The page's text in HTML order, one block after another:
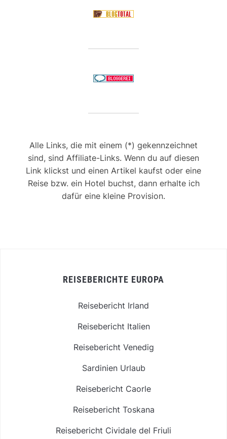
Alle Links, die mit einem (*) gekennzeichnet
sind, sind Affiliate-Links. Wenn du auf diesen
Link klickst und einen Artikel kaufst oder eine
Reise bzw. ein Hotel buchst, dann erhalte ich
dafür eine kleine Provision.
REISEBERICHTE EUROPA
Reisebericht Irland
Reisebericht Italien
Reisebericht Venedig
Sardinien Urlaub
Reisebericht Caorle
Reisebericht Toskana
Reisebericht Cividale del Friuli